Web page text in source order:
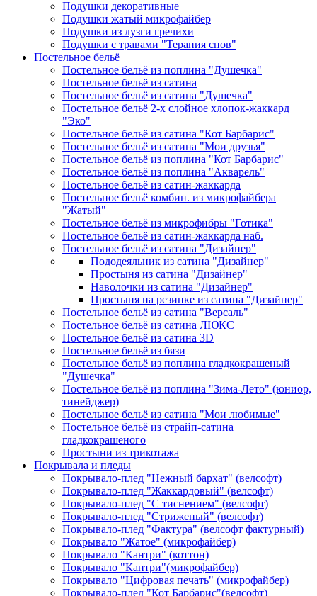
Подушки декоративные
Подушки жатый микрофайбер
Подушки из лузги гречихи
Подушки с травами "Терапия снов"
Постельное бельё
Постельное бельё из поплина "Душечка"
Постельное бельё из сатина
Постельное бельё из сатина "Душечка"
Постельное бельё 2-х слойное хлопок-жаккард
"Эко"
Постельное бельё из сатина "Кот Барбарис"
Постельное бельё из сатина "Мои друзья"
Постельное бельё из поплина "Кот Барбарис"
Постельное бельё из поплина "Акварель"
Постельное бельё из сатин-жаккарда
Постельное бельё комбин. из микрофайбера
"Жатый"
Постельное бельё из микрофибры "Готика"
Постельное бельё из сатин-жаккарда наб.
Постельное бельё из сатина "Дизайнер"
Пододеяльник из сатина "Дизайнер"
Простыня из сатина "Дизайнер"
Наволочки из сатина "Дизайнер"
Простыня на резинке из сатина "Дизайнер"
Постельное бельё из сатина "Версаль"
Постельное бельё из сатина ЛЮКС
Постельное бельё из сатина 3D
Постельное бельё из бязи
Постельное бельё из поплина гладкокрашеный
"Душечка"
Постельное бельё из поплина "Зима-Лето" (юниор,
тинейджер)
Постельное бельё из сатина "Мои любимые"
Постельное бельё из страйп-сатина
гладкокрашеного
Простыни из трикотажа
Покрывала и пледы
Покрывало-плед "Нежный бархат" (велсофт)
Покрывало-плед "Жаккардовый" (велсофт)
Покрывало-плед "С тиснением" (велсофт)
Покрывало-плед "Стриженый" (велсофт)
Покрывало-плед "Фактура" (велсофт фактурный)
Покрывало "Жатое" (микрофайбер)
Покрывало "Кантри" (коттон)
Покрывало "Кантри"(микрофайбер)
Покрывало "Цифровая печать" (микрофайбер)
Покрывало-плед "Кот Барбарис"(велсофт)